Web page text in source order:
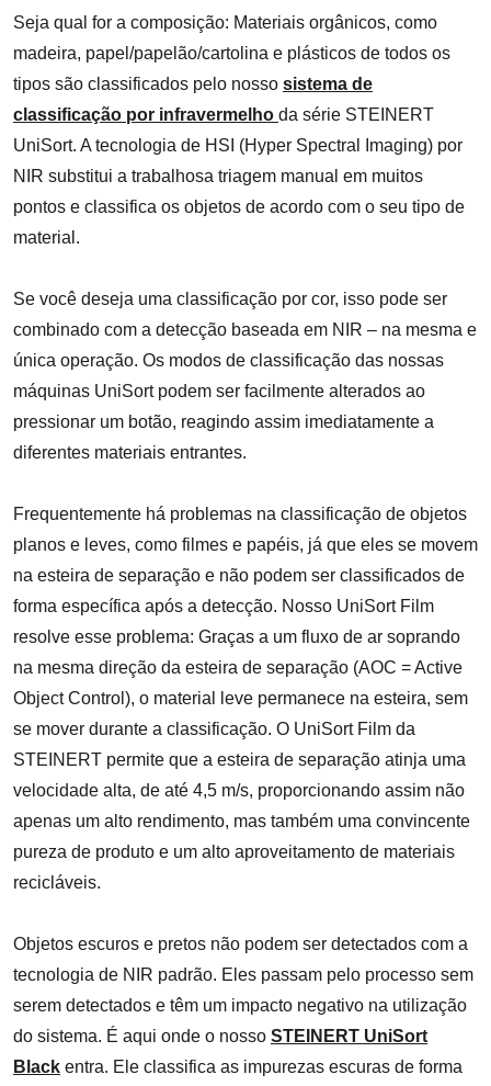
Seja qual for a composição: Materiais orgânicos, como
madeira, papel/papelão/cartolina e plásticos de todos os
tipos são classificados pelo nosso sistema de
classificação por infravermelho da série STEINERT
UniSort. A tecnologia de HSI (Hyper Spectral Imaging) por
NIR substitui a trabalhosa triagem manual em muitos
pontos e classifica os objetos de acordo com o seu tipo de
material.
Se você deseja uma classificação por cor, isso pode ser
combinado com a detecção baseada em NIR – na mesma e
única operação. Os modos de classificação das nossas
máquinas UniSort podem ser facilmente alterados ao
pressionar um botão, reagindo assim imediatamente a
diferentes materiais entrantes.
Frequentemente há problemas na classificação de objetos
planos e leves, como filmes e papéis, já que eles se movem
na esteira de separação e não podem ser classificados de
forma específica após a detecção. Nosso UniSort Film
resolve esse problema: Graças a um fluxo de ar soprando
na mesma direção da esteira de separação (AOC = Active
Object Control), o material leve permanece na esteira, sem
se mover durante a classificação. O UniSort Film da
STEINERT permite que a esteira de separação atinja uma
velocidade alta, de até 4,5 m/s, proporcionando assim não
apenas um alto rendimento, mas também uma convincente
pureza de produto e um alto aproveitamento de materiais
recicláveis.
Objetos escuros e pretos não podem ser detectados com a
tecnologia de NIR padrão. Eles passam pelo processo sem
serem detectados e têm um impacto negativo na utilização
do sistema. É aqui onde o nosso STEINERT UniSort
Black entra. Ele classifica as impurezas escuras de forma